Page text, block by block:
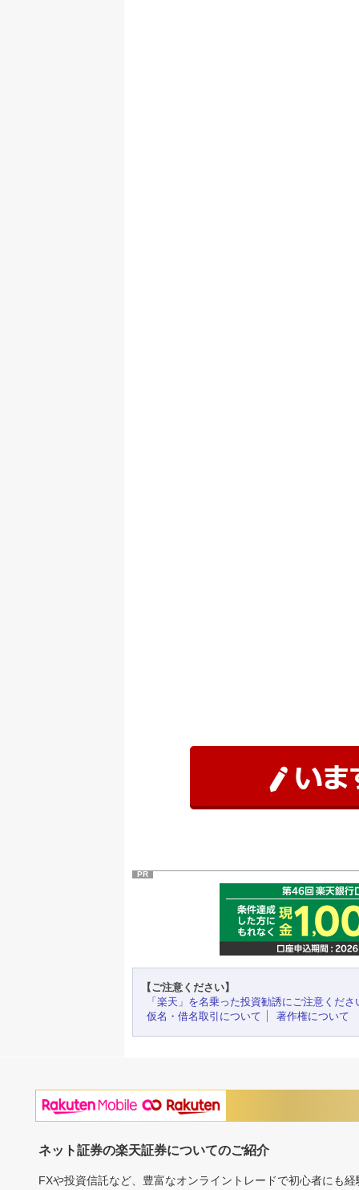
PR
【ご注意ください】
「楽天」を名乗った投資勧誘にご注意くださ
仮名・借名取引について
著作権について
ネット証券の楽天証券についてのご紹介
FXや投資信託など、豊富なオンライントレードで初心者にも